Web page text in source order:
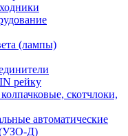
(лампы)
рейку
скотчлоки,
автоматические
Д)